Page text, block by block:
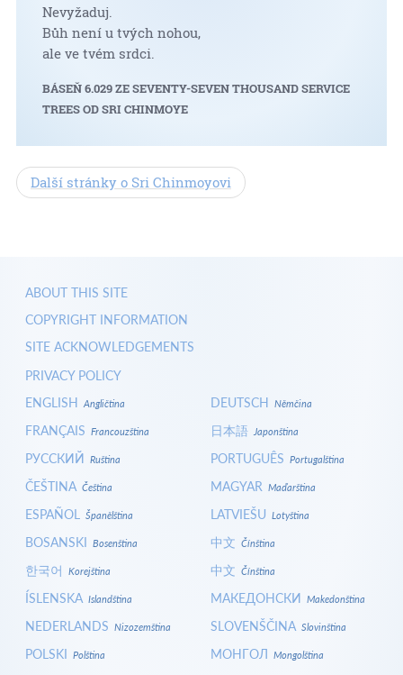
Nevyžaduj.
Bůh není u tvých nohou,
ale ve tvém srdci.
BÁSEŇ 6.029 ZE SEVENTY-SEVEN THOUSAND SERVICE
TREES OD SRI CHINMOYE
Další stránky o Sri Chinmoyovi
ABOUT THIS SITE
COPYRIGHT INFORMATION
SITE ACKNOWLEDGEMENTS
PRIVACY POLICY
ENGLISH Angličtina
FRANÇAIS Francouzština
РУССКИЙ Ruština
ČEŠTINA Čeština
ESPAÑOL Španělština
BOSANSKI Bosenština
한국어 Korejština
ÍSLENSKA Islandština
NEDERLANDS Nizozemština
POLSKI Polština
DEUTSCH Němčina
日本語 Japonština
PORTUGUÊS Portugalština
MAGYAR Maďarština
LATVIEŠU Lotyština
中文 Čínština
中文 Čínština
МАКЕДОНСКИ Makedonština
SLOVENŠČINA Slovinština
МОНГОЛ Mongolština